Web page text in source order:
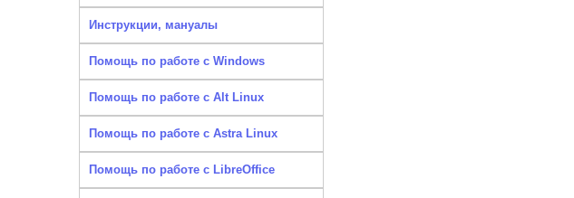
Инструкции, мануалы
Помощь по работе с Windows
Помощь по работе с Alt Linux
Помощь по работе с Astra Linux
Помощь по работе с LibreOffice